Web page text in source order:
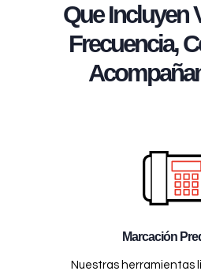
Que Incluyen
Frecuencia,
Marcación
Nuestras herramientas